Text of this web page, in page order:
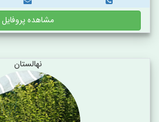
مشاهده پروفایل
نهالستان